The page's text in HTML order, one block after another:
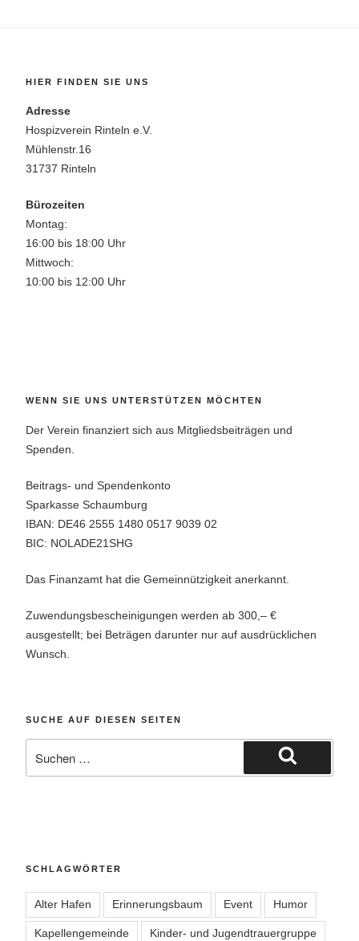
HIER FINDEN SIE UNS
Adresse
Hospizverein Rinteln e.V.
Mühlenstr.16
31737 Rinteln
Bürozeiten
Montag:
16:00 bis 18:00 Uhr
Mittwoch:
10:00 bis 12:00 Uhr
WENN SIE UNS UNTERSTÜTZEN MÖCHTEN
Der Verein finanziert sich aus Mitgliedsbeiträgen und
Spenden.
Beitrags- und Spendenkonto
Sparkasse Schaumburg
IBAN: DE46 2555 1480 0517 9039 02
BIC: NOLADE21SHG
Das Finanzamt hat die Gemeinnützigkeit anerkannt.
Zuwendungsbescheinigungen werden ab 300,– €
ausgestellt; bei Beträgen darunter nur auf ausdrücklichen
Wunsch.
SUCHE AUF DIESEN SEITEN
nach:
Suchen
SCHLAGWÖRTER
Alter Hafen Erinnerungsbaum Event Humor
Kapellengemeinde Kinder- und Jugendtrauergruppe